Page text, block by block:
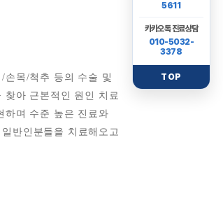
손목/척추 등의 수술 및
찾아 근본적인 원인 치료
하며 수준 높은 진료와
반인분들을 치료해오고
5611
카카오톡 진료상담
010-5032-
3378
TOP